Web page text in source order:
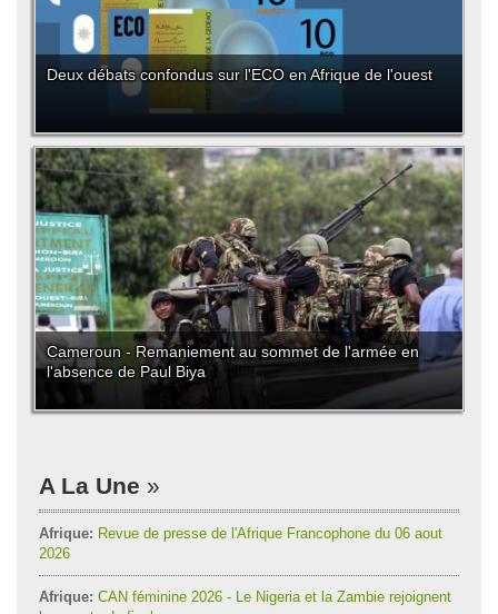
Deux débats confondus sur l'ECO en Afrique de l'ouest
Cameroun - Remaniement au sommet de l'armée en
l'absence de Paul Biya
A La Une
Afrique: Revue de presse de l'Afrique Francophone du 06 aout
2026
Afrique: CAN féminine 2026 - Le Nigeria et la Zambie rejoignent